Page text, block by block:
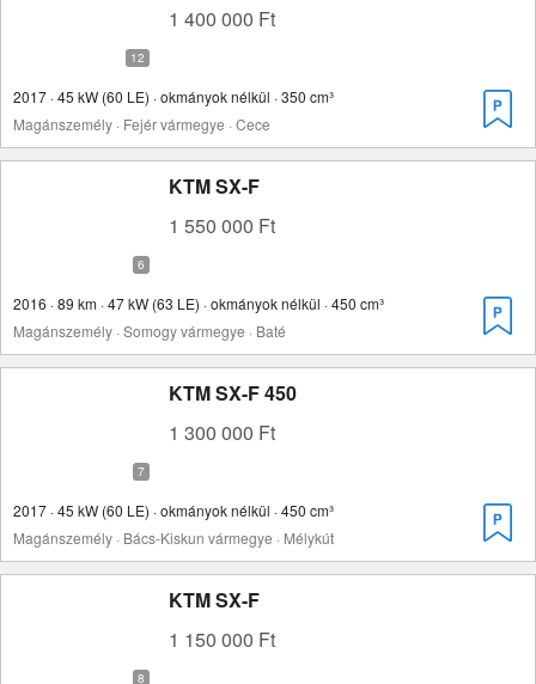
1 400 000 Ft
2017 · 45 kW (60 LE) · okmányok nélkül · 350 cm³
Magánszemély · Fejér vármegye · Cece
KTM SX-F
1 550 000 Ft
2016 · 89 km · 47 kW (63 LE) · okmányok nélkül · 450 cm³
Magánszemély · Somogy vármegye · Baté
KTM SX-F 450
1 300 000 Ft
2017 · 45 kW (60 LE) · okmányok nélkül · 450 cm³
Magánszemély · Bács-Kiskun vármegye · Mélykút
KTM SX-F
1 150 000 Ft